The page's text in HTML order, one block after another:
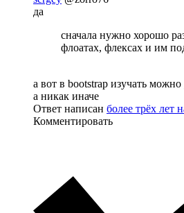
да
сначала нужно хорошо
флоатах, флексах и им
а вот в bootstrap изучать
а никак иначе
Ответ написан более трёх лет
Комментировать